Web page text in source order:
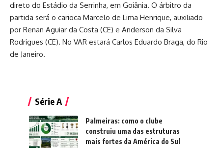
direto do Estádio da Serrinha, em Goiânia. O árbitro da
partida será o carioca Marcelo de Lima Henrique, auxiliado
por Renan Aguiar da Costa (CE) e Anderson da Silva
Rodrigues (CE). No VAR estará Carlos Eduardo Braga, do Rio
de Janeiro.
Série A
Palmeiras: como o clube
construiu uma das estruturas
mais fortes da América do Sul